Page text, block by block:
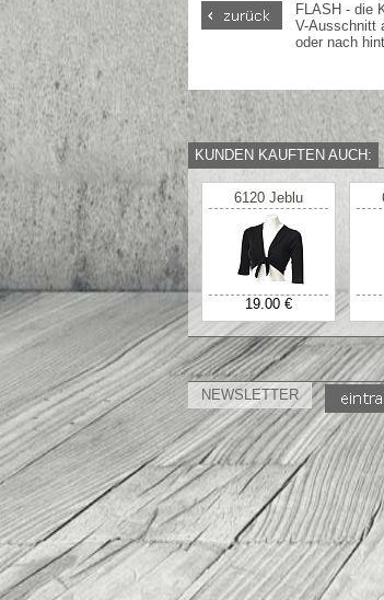
FLASH - die
V-Ausschnitt
oder nach
KUNDEN KAUFTEN AUCH:
6120 Jeblu
19.00 €
NEWSLETTER